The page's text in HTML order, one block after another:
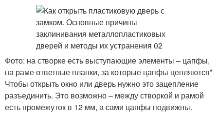
Фото: на створке есть выступающие элементы – цапфы,
на раме ответные планки, за которые цапфы цепляются*
Чтобы открыть окно или дверь нужно это зацепление
разъединить. Это возможно – между створкой и рамой
есть промежуток в 12 мм, а сами цапфы подвижны.